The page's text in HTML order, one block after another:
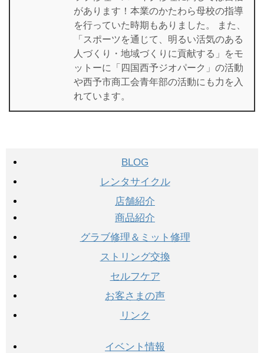
があります！本業のかたわら母校の指導
を行っていた時期もありました。 また、
「スポーツを通じて、明るい活気のある
人づくり・地域づくりに貢献する」をモ
ットーに「四国西予ジオパーク」の活動
や西予市商工会青年部の活動にも力を入
れています。
BLOG
レンタサイクル
店舗紹介
商品紹介
グラブ修理＆ミット修理
ストリング交換
セルフケア
お客さまの声
リンク
イベント情報